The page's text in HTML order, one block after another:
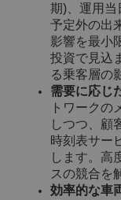
期)、運用当
予定外の出
影響を最小
投資で見込
る乗客層の
需要に応じ
トワークの
しつつ、顧
時刻表サー
します。高
スの競合を
効率的な車